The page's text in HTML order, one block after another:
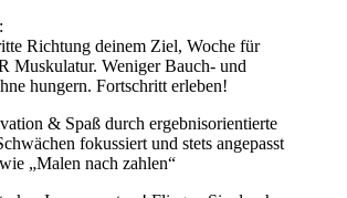
Richtung deinem Ziel, Woche für
Muskulatur. Weniger Bauch- und
hungern. Fortschritt erleben!
& Spaß durch ergebnisorientierte
fokussiert und stets angepasst
„Malen nach zahlen“